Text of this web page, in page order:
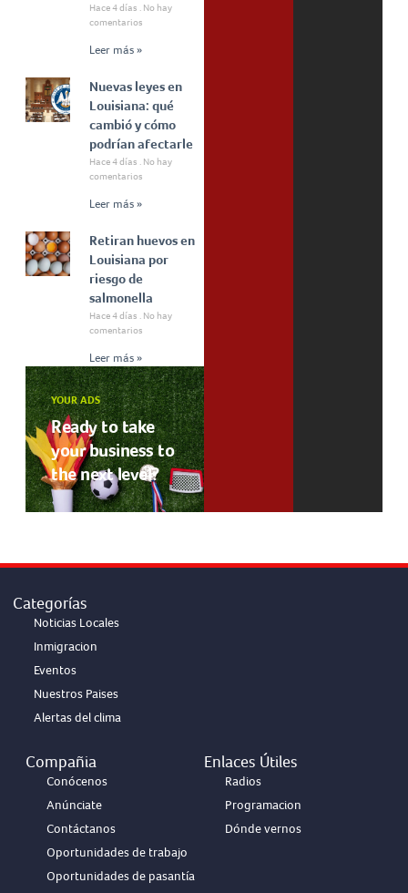
Hace 4 días
No hay
comentarios
Leer más »
Nuevas leyes en
Louisiana: qué
cambió y cómo
podrían afectarle
Hace 4 días
No hay
comentarios
Leer más »
Retiran huevos en
Louisiana por
riesgo de
salmonella
Hace 4 días
No hay
comentarios
Leer más »
YOUR ADS
Ready to take
your business to
the next level?
Categorías
Noticias Locales
Inmigracion
Eventos
Nuestros Paises
Alertas del clima
Compañia
Conócenos
Anúnciate
Contáctanos
Oportunidades de trabajo
Oportunidades de pasantía
Enlaces Útiles
Radios
Programacion
Dónde vernos